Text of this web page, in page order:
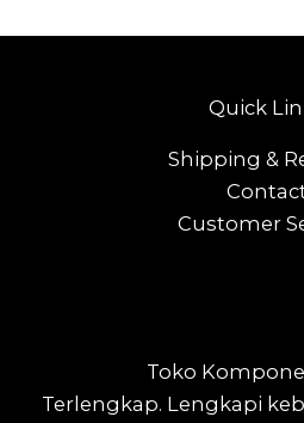
Toko
Terlengkap. Lengkapi
Quick
Shipping &
Customer